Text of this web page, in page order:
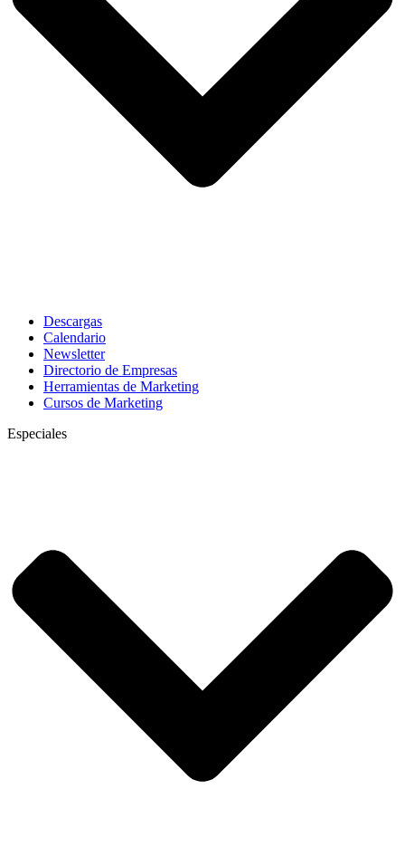
Descargas
Calendario
Newsletter
Directorio de Empresas
Herramientas de Marketing
Cursos de Marketing
Especiales